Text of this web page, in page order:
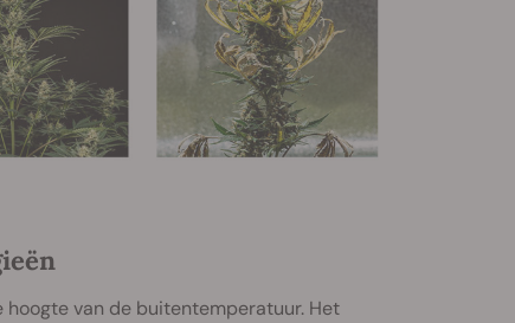
hoogte van de buitentemperatuur. Het